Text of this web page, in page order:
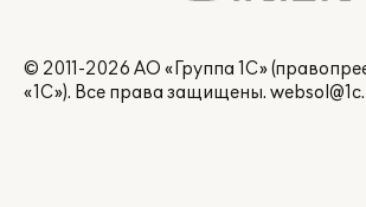
© 2011-2026 АО «Группа 1С»
«1С»). Все права защищены.